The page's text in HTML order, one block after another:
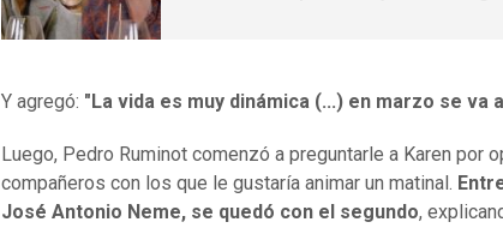
Y agregó: "La vida es muy dinámica (...) en marzo se va
Luego, Pedro Ruminot comenzó a preguntarle a Karen por
compañeros con los que le gustaría animar un matinal.
José Antonio Neme, se quedó con el segundo,